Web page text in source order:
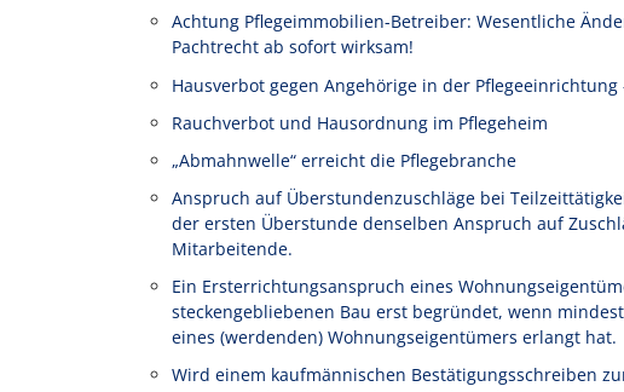
Achtung Pflegeimmobilien-Betreiber: Wesentliche
Pachtrecht ab sofort wirksam!
Hausverbot gegen Angehörige in der Pflegeeinrichtung
Rauchverbot und Hausordnung im Pflegeheim
„Abmahnwelle“ erreicht die Pflegebranche
Anspruch auf Überstundenzuschläge bei
der ersten Überstunde denselben Anspruch auf
Mitarbeitende.
Ein Ersterrichtungsanspruch eines
steckengebliebenen Bau erst begründet, wenn
eines (werdenden) Wohnungseigentümers erlangt hat.
Wird einem kaufmännischen Bestätigungsschreiben